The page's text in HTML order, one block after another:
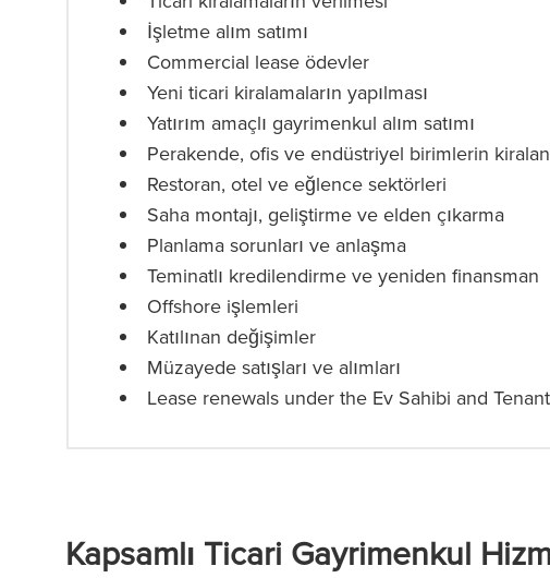
İşletme alım satımı
Commercial lease ödevler
Yeni ticari kiralamaların yapılması
Yatırım amaçlı gayrimenkul alım satımı
Perakende, ofis ve endüstriyel birimlerin
Restoran, otel ve eğlence sektörleri
Saha montajı, geliştirme ve elden çıkarma
Planlama sorunları ve anlaşma
Teminatlı kredilendirme ve yeniden finansman
Offshore işlemleri
Katılınan değişimler
Müzayede satışları ve alımları
Lease renewals under the Ev Sahibi and
Kapsamlı Ticari Gayrimenkul